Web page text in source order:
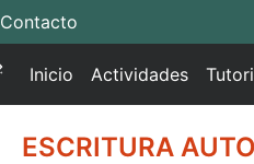
Contacto
Inicio Actividades(
c
r
ESCRITURA